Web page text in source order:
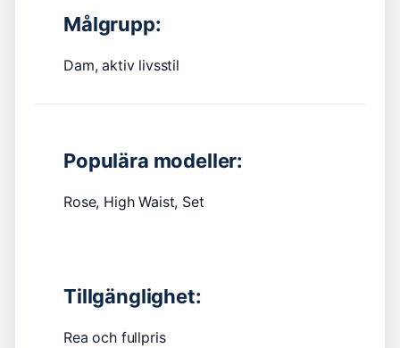
Målgrupp:
Dam, aktiv livsstil
Populära modeller:
Rose, High Waist, Set
Tillgänglighet:
Rea och fullpris